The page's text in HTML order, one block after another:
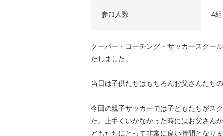
参加人数 4
クーバー・コーチング・サッカースクー
たしました。
当日は子供たちはもちろんお父さんたち
今回の親子サッカーでは子どもたちがス
た。上手くいかなかった時にはお父さん
どもたちにとって非常に良い時間となり